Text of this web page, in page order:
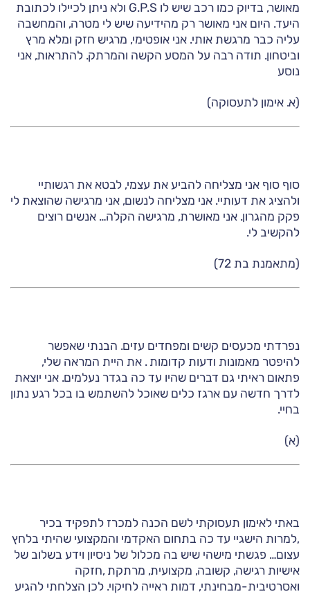
מאושר, בדיוק כמו רכב שיש לו G.P.S ולא ניתן לכיילו לכתובת
היעד. היום אני מאושר רק מהידיעה שיש לי מטרה, והמחשבה
עליה כבר מרגשת אותי. אני אופטימי, מרגיש חזק ומלא מרץ
וביטחון. תודה רבה על המסע הקשה והמרתק. להתראות, אני
נוסע
(א. אימון לתעסוקה)
סוף סוף אני מצליחה להביע את עצמי, לבטא את רגשותיי
ולהציג את דעותיי. אני מצליחה לנשום, אני מרגישה שהוצאת לי
פקק מהגרון. אני מאושרת, מרגישה הקלה… אנשים רוצים
להקשיב לי.
(מתאמנת בת 72)
נפרדתי מכעסים קשים ומפחדים עזים. הבנתי שאפשר
להיפטר מאמונות ודעות קדומות . את היית המראה שלי,
פתאום ראיתי גם דברים שהיו עד כה בגדר נעלמים. אני יוצאת
לדרך חדשה עם ארגז כלים שאוכל להשתמש בו בכל רגע נתון
בחיי.
(א)
באתי לאימון תעסוקתי לשם הכנה למכרז לתפקיד בכיר
,למרות הישגיי עד כה בתחום האקדמי והמקצועי שהיתי בלחץ
עצום… פגשתי מישהי שיש בה מכלול של ניסיון וידע בשלוב של
אישיות רגישה, קשובה, מקצועית, מרתקת ,חזקה
ואסרטיבית-מבחינתי, דמות ראייה לחיקוי. לכן הצלחתי להגיע